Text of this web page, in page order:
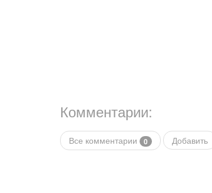
Комментарии:
Все комментарии 0 Добавить